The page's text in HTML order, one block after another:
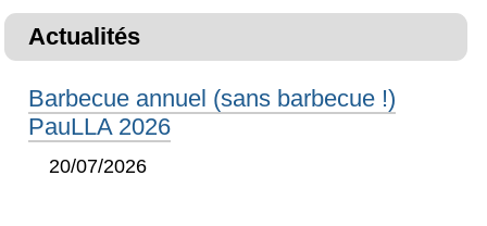
Actualités
Barbecue annuel (sans barbecue !)
PauLLA 2026
20/07/2026